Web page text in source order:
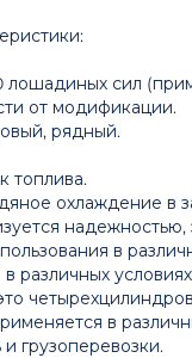
сил
от модификации.
рядный.
топлива.
охлаждение в
в
различных
в
грузоперевозки.